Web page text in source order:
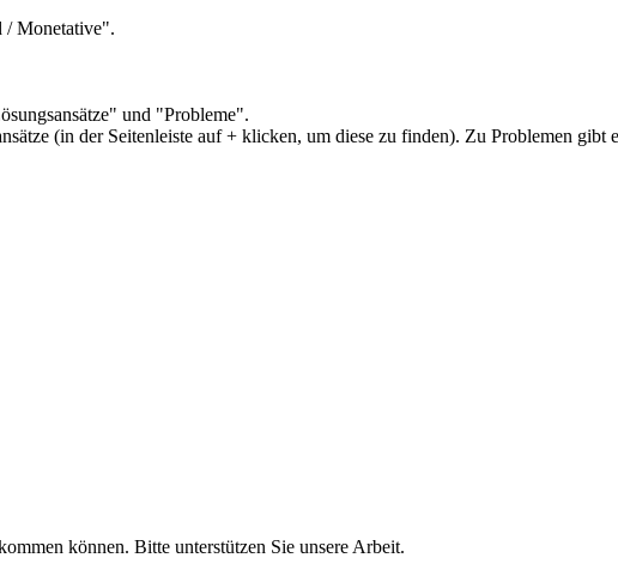
/ Monetative".
und "Probleme".
(in der Seitenleiste auf + klicken, um diese zu finden). Zu Problemen gibt
können. Bitte unterstützen Sie unsere Arbeit.